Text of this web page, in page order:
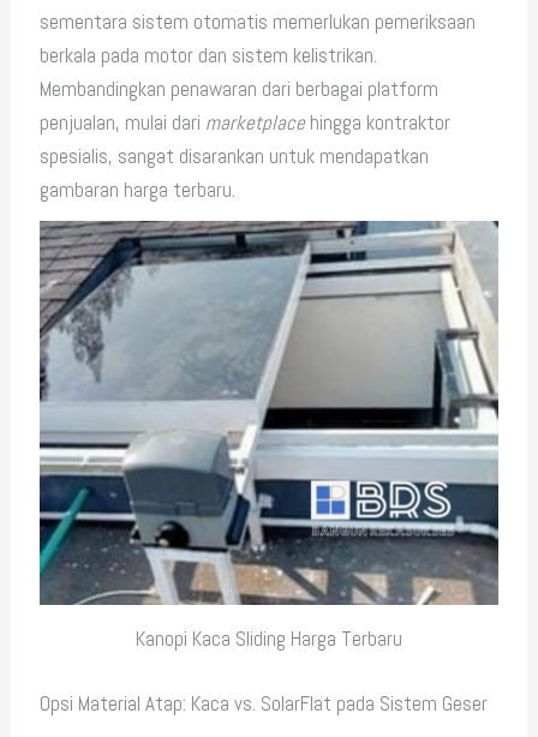
sementara sistem otomatis memerlukan pemeriksaan
berkala pada motor dan sistem kelistrikan.
Membandingkan penawaran dari berbagai platform
penjualan, mulai dari marketplacehingga kontraktor
spesialis, sangat disarankan untuk mendapatkan
gambaran harga terbaru.
Kanopi Kaca Sliding Harga Terbaru
Opsi Material Atap: Kaca vs. SolarFlat pada Sistem Geser